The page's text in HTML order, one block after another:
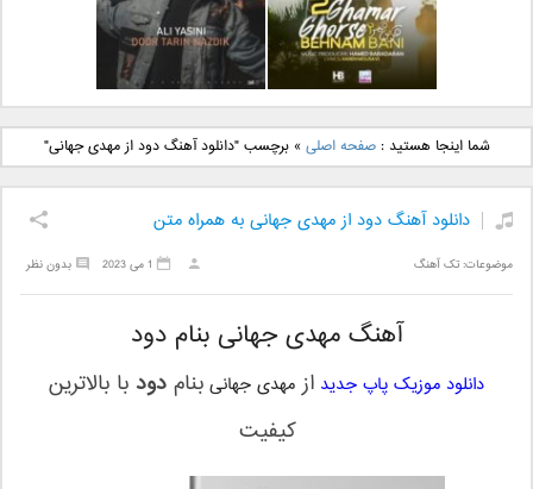
دانلود آهنگ جدید بهنام
بانی بنام قرص قمر 2
دانلود آهنگ جدید علی
یاسینی بنام دورترین نزدیک
شما اینجا هستید :صفحه اصلی »برچسب "دانلود آهنگ دود از مهدی جهانی"
دانلود آهنگ دود از مهدی جهانی به همراه متن
موضوعات:تک آهنگ بدون نظر 1 می 2023
آهنگ مهدی جهانی بنام دود
دانلود موزیک پاپ جدید از مهدی جهانی بنام دود با بالاترین
کیفیت